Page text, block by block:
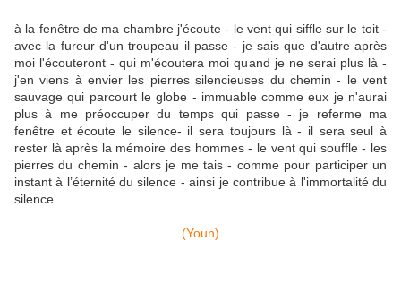
à la fenêtre de ma chambre j'écoute - le vent qui siffle sur le toit -
avec la fureur d'un troupeau il passe - je sais que d'autre après
moi l'écouteront - qui m'écoutera moi quand je ne serai plus là -
j'en viens à envier les pierres silencieuses du chemin - le vent
sauvage qui parcourt le globe - immuable comme eux je n'aurai
plus à me préoccuper du temps qui passe - je referme ma
fenêtre et écoute le silence- il sera toujours là - il sera seul à
rester là après la mémoire des hommes - le vent qui souffle - les
pierres du chemin - alors je me tais - comme pour participer un
instant à l’éternité du silence - ainsi je contribue à l'immortalité du
silence
(Youn)